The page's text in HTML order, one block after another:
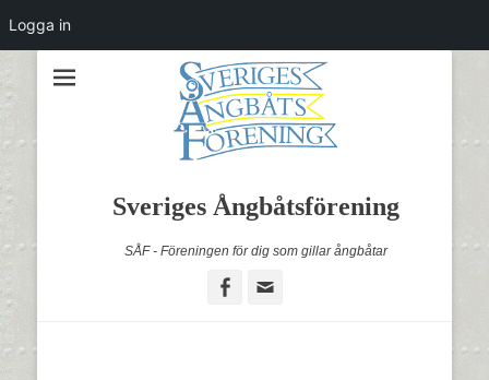
Sveriges Ångbåtsförening
SÅF - Föreningen för dig som gillar ångbåtar
Facebook
Logga in